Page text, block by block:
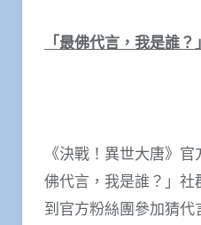
「最佛代言，我是誰
《決戰！異世大唐》
佛代言，我是誰？」
到官方粉絲團參加猜